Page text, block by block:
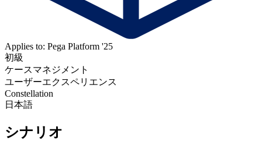
Applies to: Pega Platform '25
初級
ケースマネジメント
ユーザーエクスペリエンス
Constellation
日本語
シナリオ